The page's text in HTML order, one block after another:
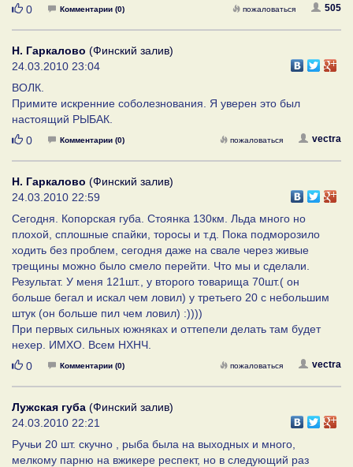
Нравится
0 Комментарии (0) 505
пожаловаться
Н. Гаркалово (Финский залив)
24.03.2010 23:04
ВОЛК.
Примите искренние соболезнования. Я уверен это был
настоящий РЫБАК.
Нравится
0 Комментарии (0) vectra
пожаловаться
Н. Гаркалово (Финский залив)
24.03.2010 22:59
Сегодня. Копорская губа. Стоянка 130км. Льда много но
плохой, сплошные спайки, торосы и т.д. Пока подморозило
ходить без проблем, сегодня даже на свале через живые
трещины можно было смело перейти. Что мы и сделали.
Результат. У меня 121шт., у второго товарища 70шт.( он
больше бегал и искал чем ловил) у третьего 20 с небольшим
штук (он больше пил чем ловил) :))))
При первых сильных южняках и оттепели делать там будет
нехер. ИМХО. Всем НХНЧ.
Нравится
0 Комментарии (0) vectra
пожаловаться
Лужская губа (Финский залив)
24.03.2010 22:21
Ручьи 20 шт. скучно , рыба была на выходных и много,
мелкому парню на вжикере респект, но в следующий раз